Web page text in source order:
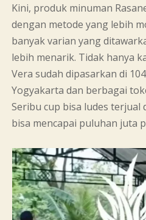
Kini, produk minuman
dengan metode yang lebih
banyak varian yang
lebih menarik. Tidak hanya
Vera sudah dipasarkan di
Yogyakarta dan berbagai
Seribu cup bisa ludes terjual
bisa mencapai puluhan juta